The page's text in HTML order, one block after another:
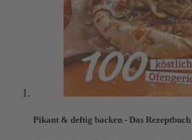
Pikant & deftig backen - Das Rezeptbuch